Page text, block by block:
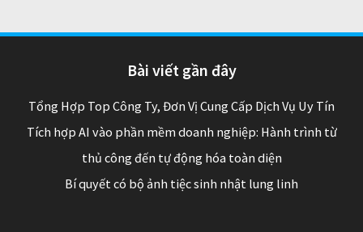
Bài viết gần đây
Tổng Hợp Top Công Ty, Đơn Vị Cung Cấp Dịch Vụ Uy Tín
Tích hợp AI vào phần mềm doanh nghiệp: Hành trình từ
thủ công đến tự động hóa toàn diện
Bí quyết có bộ ảnh tiệc sinh nhật lung linh